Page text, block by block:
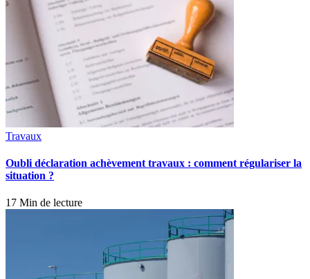
Travaux
Oubli déclaration achèvement travaux : comment régulariser la
situation ?
17 Min de lecture